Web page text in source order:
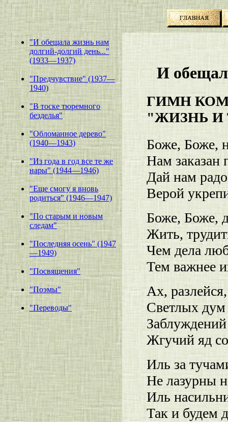
"И обещала жизнь нам
долгий-долгий день..."
(1933—1937)
"Предчувствие" (1937—
1940)
"В тоске тюремного
безделья"
"Обломанное дерево"
(1940—1943)
"Из года в год все те же
нары" (1944—1946)
"Еще смогу я вновь
родиться" (1946—1947)
"По старым и новым
следам"
"Последняя осень" (1947
—1949)
"Посвящения"
"Поэмы"
"Переводы"
И
ГИМН
"ЖИЗНЬ И
Боже, Боже,
Нам заказан
Дай нам
Верой
Боже, Боже,
Жить,
Чем дела
Тем важнее
Ах,
Светлых
Жгучий яд
Иль за
Не лазурны
Иль
Так и будем